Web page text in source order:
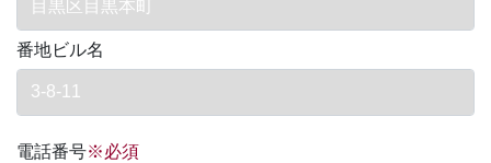
番地ビル名
電話番号※必須